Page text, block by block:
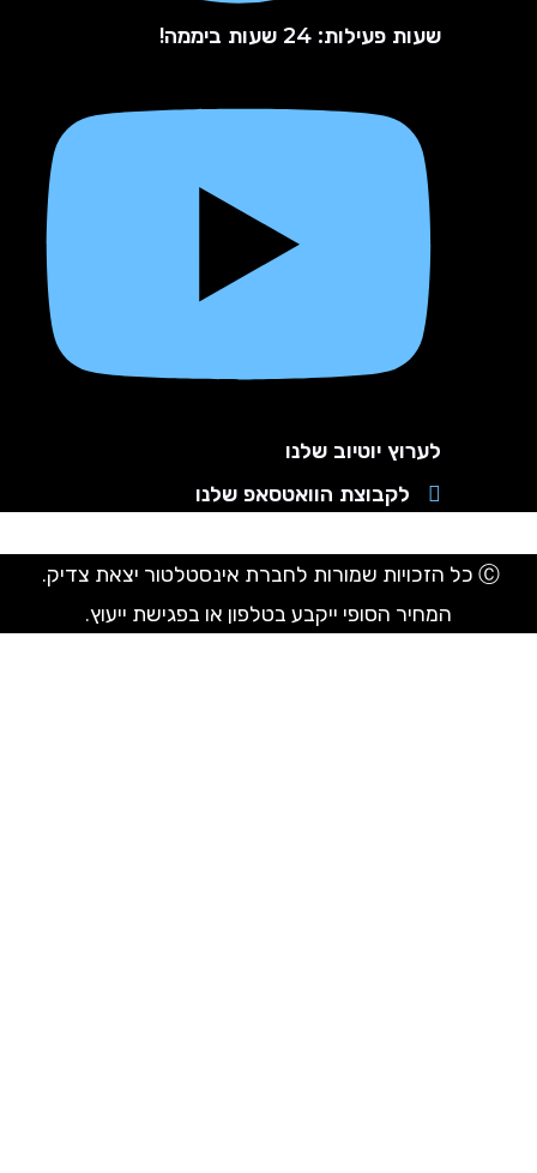
שעות פעילות: 24 שעות ביממה!
לערוץ יוטיוב שלנו
לקבוצת הוואטסאפ שלנו
המחיר הסופי ייקבע בטלפון או בפגישת ייעוץ.